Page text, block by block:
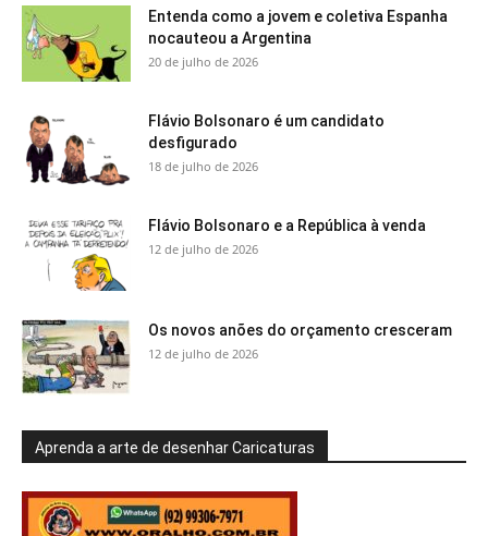
Entenda como a jovem e coletiva Espanha
nocauteou a Argentina
20 de julho de 2026
Flávio Bolsonaro é um candidato
desfigurado
18 de julho de 2026
Flávio Bolsonaro e a República à venda
12 de julho de 2026
Os novos anões do orçamento cresceram
12 de julho de 2026
Aprenda a arte de desenhar Caricaturas